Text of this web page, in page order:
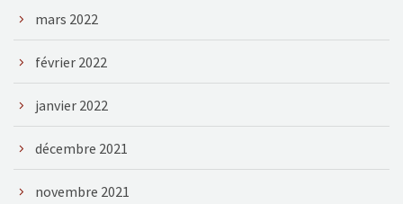
mars 2022
février 2022
janvier 2022
décembre 2021
novembre 2021